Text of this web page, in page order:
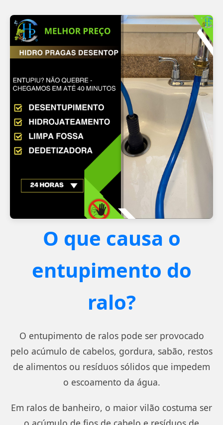
O que causa o
entupimento do
ralo?
O entupimento de ralos pode ser provocado
pelo acúmulo de cabelos, gordura, sabão, restos
de alimentos ou resíduos sólidos que impedem
o escoamento da água.
Em ralos de banheiro, o maior vilão costuma ser